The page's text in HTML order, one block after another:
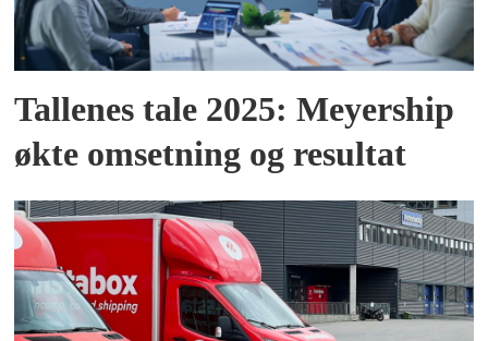
Tallenes tale 2025: Meyership
økte omsetning og resultat